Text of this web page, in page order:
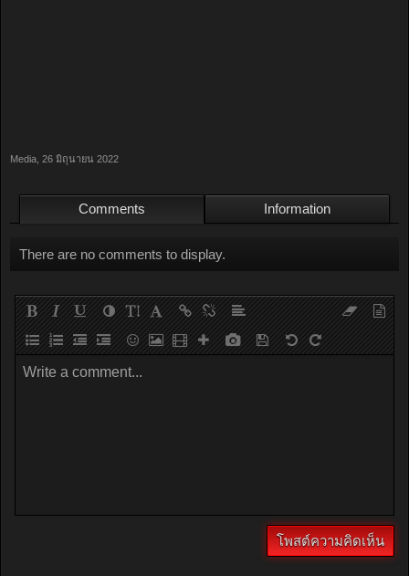
Media 26 มิถุนายน 2022
Comments Information
There are no comments to display.
Write a comment...